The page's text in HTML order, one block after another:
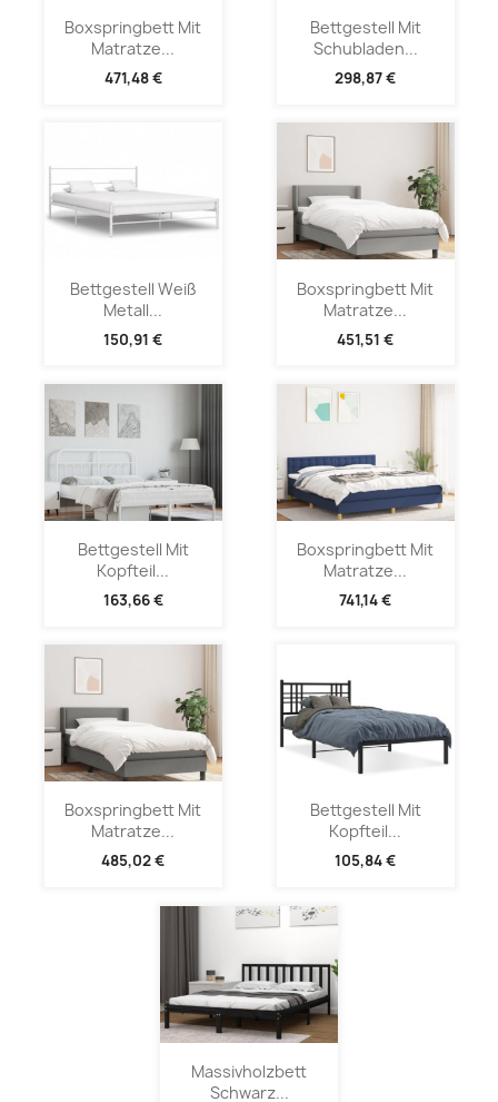
Boxspringbett Mit
Matratze...
471,48 €
Bettgestell Mit
Schubladen...
298,87 €
Bettgestell Weiß
Metall...
150,91 €
Boxspringbett Mit
Matratze...
451,51 €
Bettgestell Mit
Kopfteil...
163,66 €
Boxspringbett Mit
Matratze...
741,14 €
Boxspringbett Mit
Matratze...
485,02 €
Bettgestell Mit
Kopfteil...
105,84 €
Massivholzbett
Schwarz...